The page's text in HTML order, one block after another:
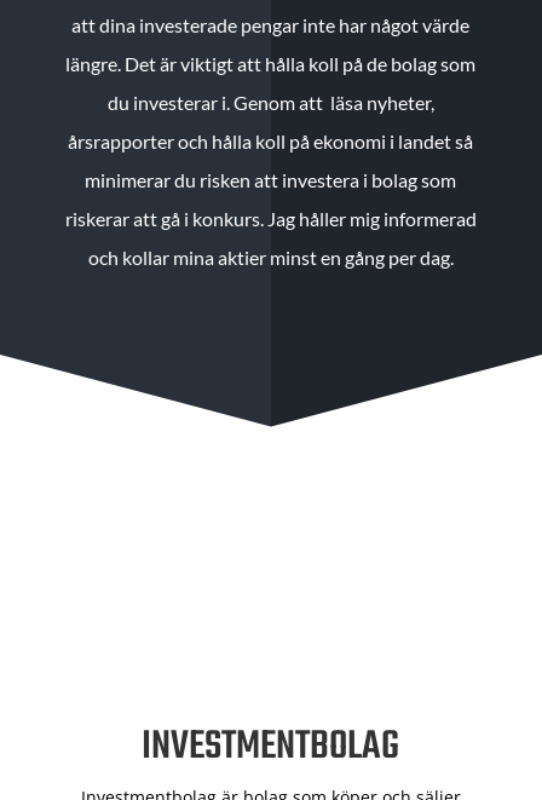
att dina investerade pengar inte har något värde
längre. Det är viktigt att hålla koll på de bolag som
du investerar i. Genom att läsa nyheter,
årsrapporter och hålla koll på ekonomi i landet så
minimerar du risken att investera i bolag som
riskerar att gå i konkurs. Jag håller mig informerad
och kollar mina aktier minst en gång per dag.
INVESTMENTBOLAG